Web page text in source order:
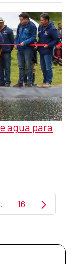
agua para
TAB to
Page
16